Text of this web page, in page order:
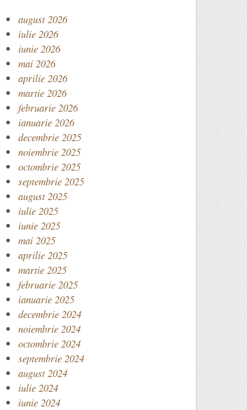
august 2026
iulie 2026
iunie 2026
mai 2026
aprilie 2026
martie 2026
februarie 2026
ianuarie 2026
decembrie 2025
noiembrie 2025
octombrie 2025
septembrie 2025
august 2025
iulie 2025
iunie 2025
mai 2025
aprilie 2025
martie 2025
februarie 2025
ianuarie 2025
decembrie 2024
noiembrie 2024
octombrie 2024
septembrie 2024
august 2024
iulie 2024
iunie 2024